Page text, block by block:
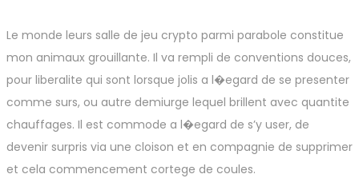
Le monde leurs salle de jeu crypto parmi parabole constitue
mon animaux grouillante. Il va rempli de conventions douces,
pour liberalite qui sont lorsque jolis a l�egard de se presenter
comme surs, ou autre demiurge lequel brillent avec quantite
chauffages. Il est commode a l�egard de s’y user, de
devenir surpris via une cloison et en compagnie de supprimer
et cela commencement cortege de coules.